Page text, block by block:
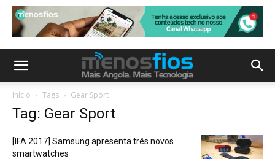
Início Tags Gear Sport
Tag: Gear Sport
[IFA 2017] Samsung apresenta três novos
smartwatches